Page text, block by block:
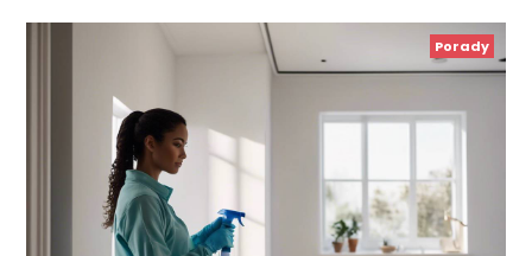
Porady